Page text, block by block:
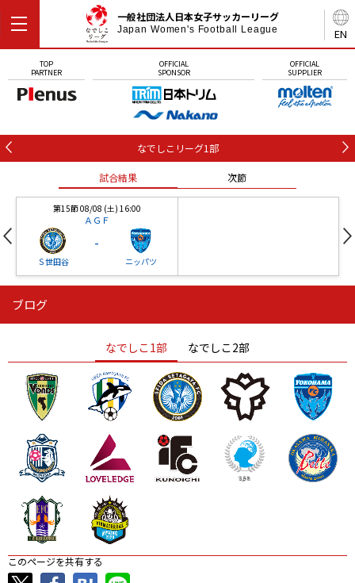
EN
一般社団法人日本女子サッカーリーグ
Japan Women's Football League
TOP
PARTNER
OFFICIAL
SPONSOR
OFFICIAL
SUPPLIER
なでしこリーグ1部
試合結果 次節
第15節 08/08 (土) 16:00
ＡＧＦ
Ｓ世田谷
-
ニッパツ
ニッパツ
ニッパツ 名古屋
石人の星
静岡 愛媛Ｌ
ブログ
なでしこ1部 なでしこ2部
このページを共有する